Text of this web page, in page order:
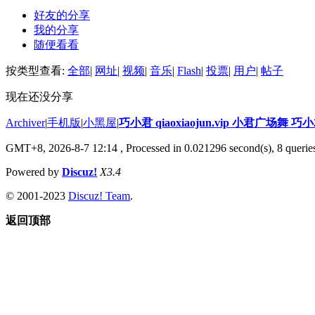
好友的分享
我的分享
随便看看
按类型查看: 全部| 网址| 视频| 音乐| Flash| 投票| 用户| 帖子
现在还没分享
Archiver|手机版|小黑屋|巧小君 qiaoxiaojun.vip 小君广场舞 巧
GMT+8, 2026-8-7 12:14 , Processed in 0.021296 second(s), 8
Powered by Discuz! X3.4
© 2001-2023 Discuz! Team.
返回顶部